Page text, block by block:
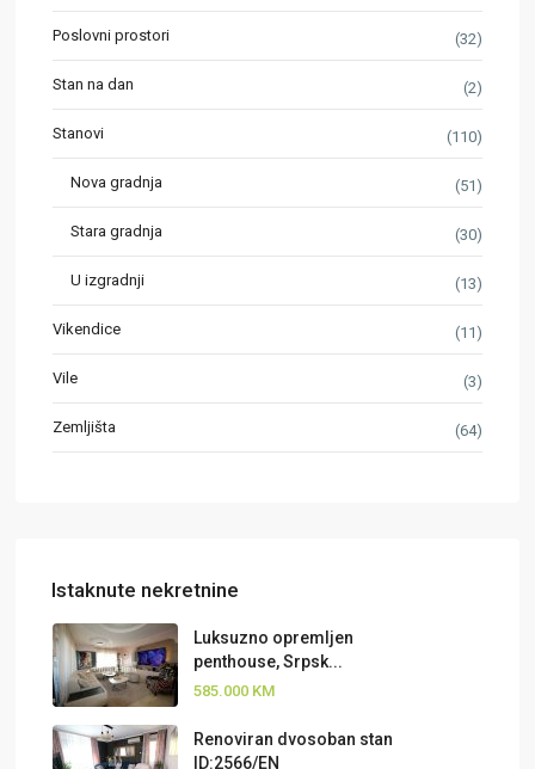
Poslovni prostori (32)
Stan na dan (2)
Stanovi (110)
Nova gradnja (51)
Stara gradnja (30)
U izgradnji (13)
Vikendice (11)
Vile (3)
Zemljišta (64)
Istaknute nekretnine
Luksuzno opremljen
penthouse, Srpsk...
585.000 KM
Renoviran dvosoban stan
ID:2566/EN